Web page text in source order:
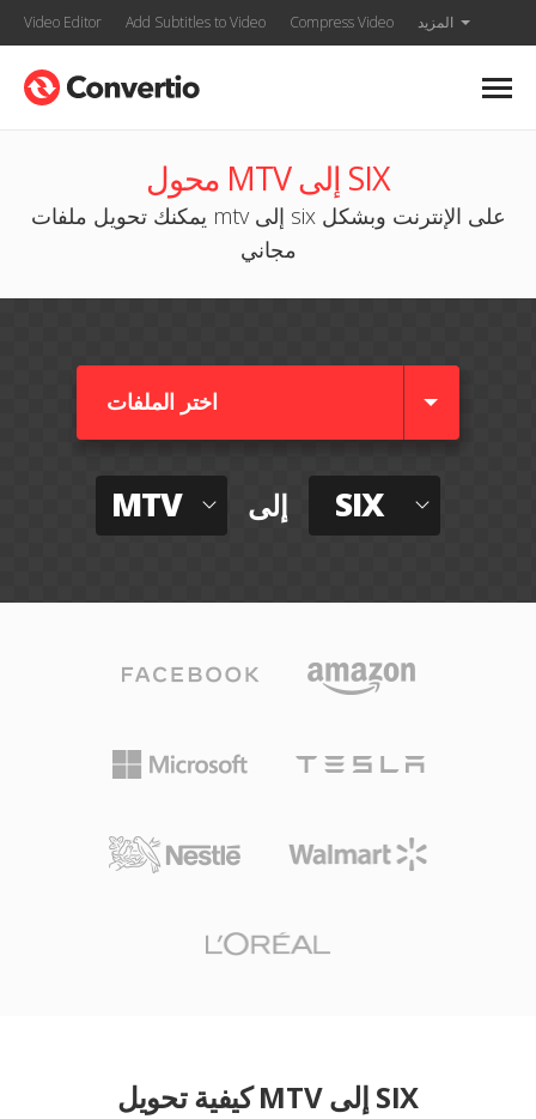
Video Editor Add Subtitles to Video Compress Video المزيد
محول MTV إلى SIX
يمكنك تحويل ملفات mtv إلى six على الإنترنت وبشكل
مجاني
اختر الملفات
MTV إلى SIX
كيفية تحويل MTV إلى SIX